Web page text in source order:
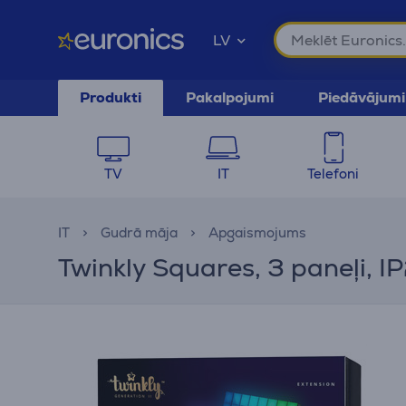
LV
Produkti Pakalpojumi Piedāvājumi
TV IT Telefoni
IT Gudrā māja Apgaismojums
Twinkly Squares, 3 paneļi,